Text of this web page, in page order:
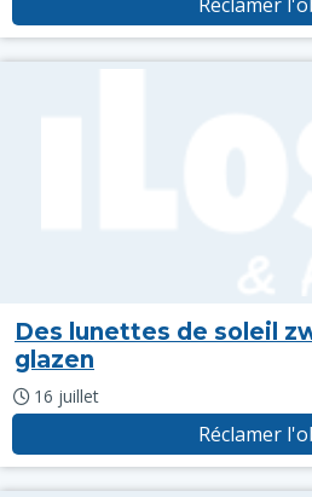
Des lunettes de soleil
glazen
16 juillet
Réclamer